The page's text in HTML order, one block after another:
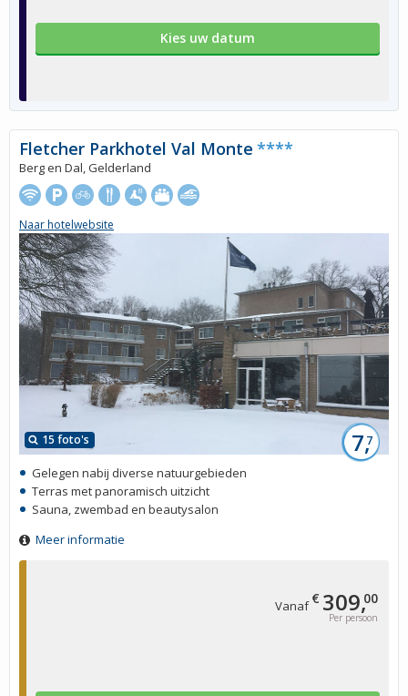
Kies uw datum
Vanaf€ 309,00
Per persoon
15 foto's 7,7
Fletcher Parkhotel Val Monte ****
Berg en Dal, Gelderland
Naar hotelwebsite
Gelegen nabij diverse natuurgebieden
Terras met panoramisch uitzicht
Sauna, zwembad en beautysalon
Meer informatie